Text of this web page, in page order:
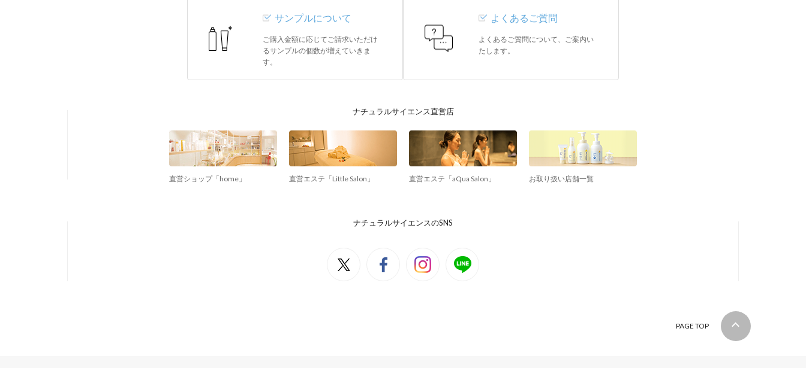
サンプルについて
ご購入金額に応じてご請求いただけ
るサンプルの個数が増えていきま
す。
よくあるご質問
よくあるご質問について、ご案内い
たします。
ナチュラルサイエンス直営店
直営ショップ「home」 直営エステ「Little Salon」 直営エステ「aQua Salon」 お取り扱い店舗一覧
ナチュラルサイエンスのSNS
PAGE TOP